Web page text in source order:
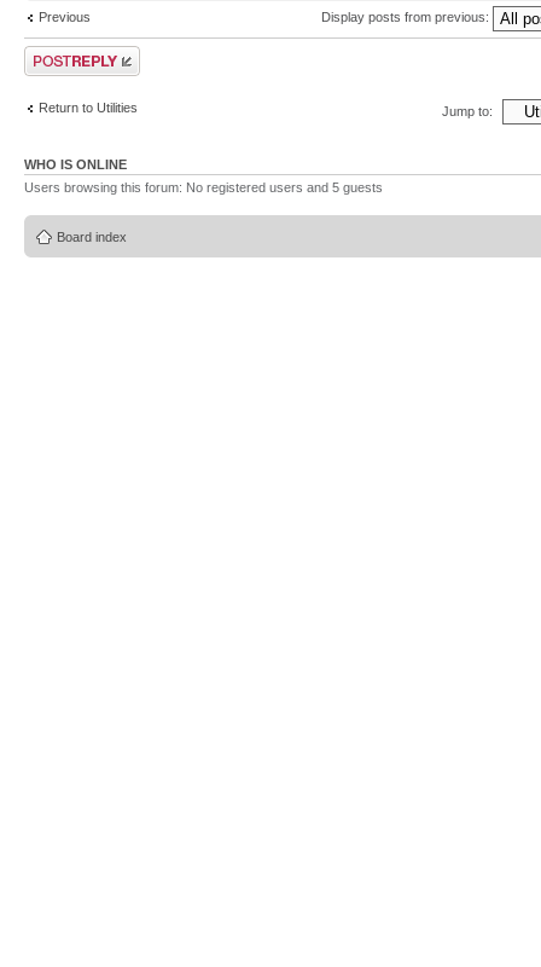
Previous Display posts from previous:
Post a reply
Return to Utilities Jump to:
WHO IS ONLINE
Users browsing this forum: No registered users and 5 guests
Board index